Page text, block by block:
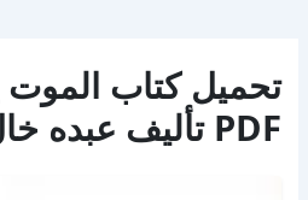
تحميل كتاب الموت
PDF تأليف عبده خال كامل مجانا